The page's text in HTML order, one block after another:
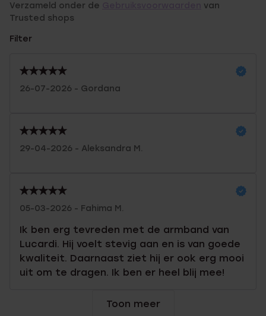
Verzameld onder de
van
Trusted shops
Filter
26-07-2026 - Gordana
29-04-2026 - Aleksandra M.
05-03-2026 - Fahima M.
Ik ben erg tevreden met de armband van
Lucardi. Hij voelt stevig aan en is van goede
kwaliteit. Daarnaast ziet hij er ook erg mooi
uit om te dragen. Ik ben er heel blij mee!
Toon meer